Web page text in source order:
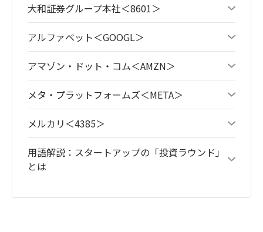
大和証券グループ本社＜8601＞
アルファベット＜GOOGL＞
アマゾン・ドット・コム＜AMZN＞
メタ・プラットフォームズ＜META＞
メルカリ＜4385＞
用語解説：スタートアップの「投資ラウンド」
とは